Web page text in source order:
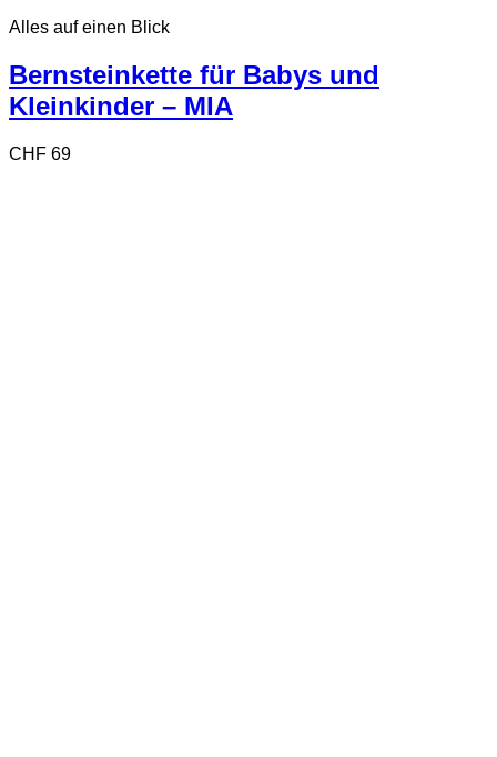
Alles auf einen Blick
Bernsteinkette für Babys und
Kleinkinder – MIA
CHF 69